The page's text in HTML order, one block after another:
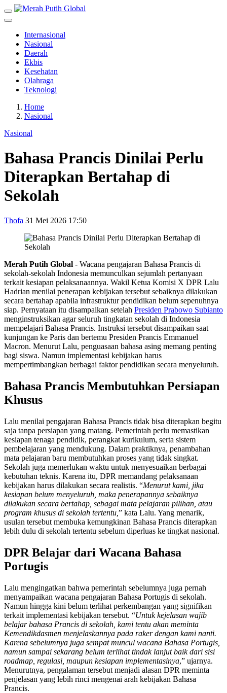
Internasional
Nasional
Daerah
Ekbis
Kesehatan
Olahraga
Teknologi
Home
Nasional
Nasional
Bahasa Prancis Dinilai Perlu
Diterapkan Bertahap di
Sekolah
Thofa 31 Mei 2026 17:50
Merah Putih Global - Wacana pengajaran Bahasa Prancis di
sekolah-sekolah Indonesia memunculkan sejumlah pertanyaan
terkait kesiapan pelaksanaannya. Wakil Ketua Komisi X DPR Lalu
Hadrian menilai penerapan kebijakan tersebut sebaiknya dilakukan
secara bertahap apabila infrastruktur pendidikan belum sepenuhnya
siap. Pernyataan itu disampaikan setelah Presiden Prabowo Subianto
menginstruksikan agar seluruh tingkatan sekolah di Indonesia
mempelajari Bahasa Prancis. Instruksi tersebut disampaikan saat
kunjungan ke Paris dan bertemu Presiden Prancis Emmanuel
Macron. Menurut Lalu, penguasaan bahasa asing memang penting
bagi siswa. Namun implementasi kebijakan harus
mempertimbangkan berbagai faktor pendidikan secara menyeluruh.
Bahasa Prancis Membutuhkan Persiapan
Khusus
Lalu menilai pengajaran Bahasa Prancis tidak bisa diterapkan begitu
saja tanpa persiapan yang matang. Pemerintah perlu memastikan
kesiapan tenaga pendidik, perangkat kurikulum, serta sistem
pembelajaran yang mendukung. Dalam praktiknya, penambahan
mata pelajaran baru membutuhkan proses yang tidak singkat.
Sekolah juga memerlukan waktu untuk menyesuaikan berbagai
kebutuhan teknis. Karena itu, DPR memandang pelaksanaan
kebijakan harus dilakukan secara realistis. “Menurut kami, jika
kesiapan belum menyeluruh, maka penerapannya sebaiknya
dilakukan secara bertahap, sebagai mata pelajaran pilihan, atau
program khusus di sekolah tertentu, ” kata Lalu. Yang menarik,
usulan tersebut membuka kemungkinan Bahasa Prancis diterapkan
lebih dulu di sekolah tertentu sebelum diperluas ke tingkat nasional.
DPR Belajar dari Wacana Bahasa
Portugis
Lalu mengingatkan bahwa pemerintah sebelumnya juga pernah
menyampaikan wacana pengajaran Bahasa Portugis di sekolah.
Namun hingga kini belum terlihat perkembangan yang signifikan
terkait implementasi kebijakan tersebut. “Untuk kejelasan wajib
belajar bahasa Prancis di sekolah, kami tentu akan meminta
Kemendikdasmen menjelaskannya pada raker dengan kami nanti.
Karena sebelumnya juga sempat muncul wacana Bahasa Portugis,
namun sampai sekarang belum terlihat tindak lanjut baik dari sisi
roadmap, regulasi, maupun kesiapan implementasinya,” ujarnya.
Menurutnya, pengalaman tersebut menjadi alasan DPR meminta
penjelasan yang lebih rinci mengenai arah kebijakan Bahasa
Prancis.